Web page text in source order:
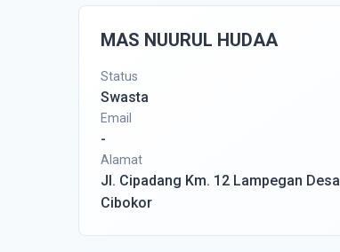
MAS NUURUL HUDAA
Status
Swasta
Email
-
Alamat
Jl. Cipadang Km. 12 Lampegan Desa
Cibokor